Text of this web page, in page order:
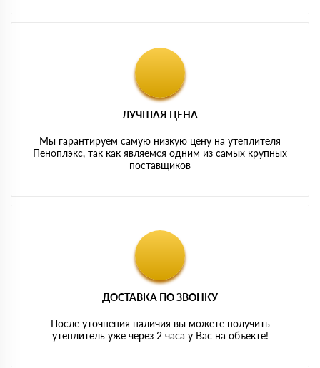
ЛУЧШАЯ ЦЕНА
Мы гарантируем самую низкую цену на утеплителя
Пеноплэкс, так как являемся одним из самых крупных
поставщиков
ДОСТАВКА ПО ЗВОНКУ
После уточнения наличия вы можете получить
утеплитель уже через 2 часа у Вас на объекте!